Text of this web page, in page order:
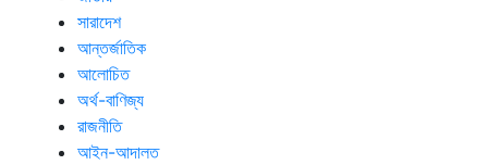
সারাদেশ
আন্তর্জাতিক
আলোচিত
অর্থ-বাণিজ্য
রাজনীতি
আইন-আদালত